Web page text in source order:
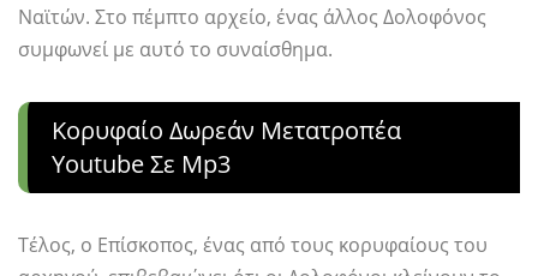
Ναϊτών. Στο πέμπτο αρχείο, ένας άλλος Δολοφόνος
συμφωνεί με αυτό το συναίσθημα.
Κορυφαίο Δωρεάν Μετατροπέα
Youtube Σε Mp3
Τέλος, ο Επίσκοπος, ένας από τους κορυφαίους του